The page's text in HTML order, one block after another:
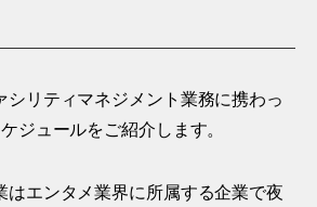
シリティマネジメント業務に携わっ
ジュールをご紹介します。
はエンタメ業界に所属する企業で夜